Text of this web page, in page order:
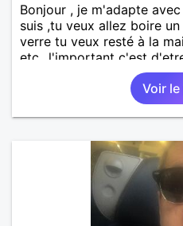
Bonjour , je m'adapte
suis ,tu veux allez boire
verre tu veux resté à la
etc...l'important c'est
balader , faire du sport ,
théatre etc et j'aime par
Voir